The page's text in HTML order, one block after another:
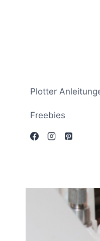
Plotter
Freebies